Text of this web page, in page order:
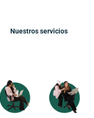
Nuestros servicios